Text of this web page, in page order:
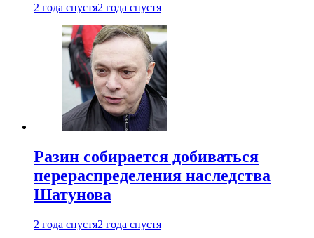
2 года спустя2 года спустя
Разин собирается добиваться
перераспределения наследства
Шатунова
2 года спустя2 года спустя